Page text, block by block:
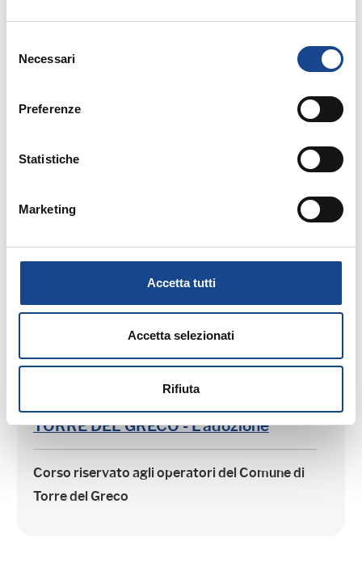
delNecessari
Preferenze
Statistiche
Marketing
Accetta tutti
Accetta selezionati
Rifiuta
Comune di Torre del Greco
divorzio
Corso riservato agli operatori del Comune di
Comune di Torre del Greco
TORRE DEL GRECO - L'adozione
Corso riservato agli operatori del Comune di
Torre del Greco